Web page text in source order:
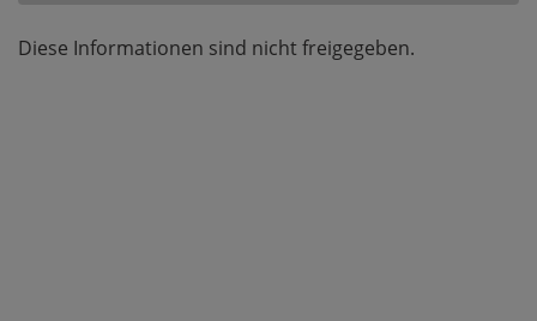
Diese Informationen sind nicht freigegeben.